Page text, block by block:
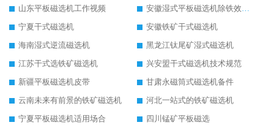
山东平板磁选机工作视频
安徽湿式平板磁选机除铁效果怎么样
宁夏干式磁选机
安徽铁矿干式磁选机
海南湿式逆流磁选机
黑龙江钛尾矿湿式磁选机
江苏干式选铁矿磁选机
兴安盟干式磁选机技术规范
新疆平板磁选机皮带
甘肃永磁筒式磁选机备件
云南未来有前景的铁矿磁选机
河北一站式的铁矿磁选机
宁夏平板磁选机适用场合
四川锰矿平板磁选